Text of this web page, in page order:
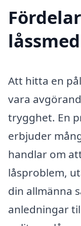
Att hitta en
vara
trygghet. En
erbjuder
handlar om
låsproblem,
din allmänna
anledningar